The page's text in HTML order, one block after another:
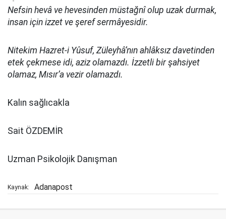
Nefsin hevâ ve hevesinden müstağnî olup uzak durmak,
insan için izzet ve şeref sermâyesidir.
Nitekim Hazret-i Yûsuf, Züleyhâ’nın ahlâksız davetinden
etek çekmese idi, aziz olamazdı. İzzetli bir şahsiyet
olamaz, Mısır’a vezir olamazdı.
Kalın sağlıcakla
Sait ÖZDEMİR
Uzman Psikolojik Danışman
Kaynak: Adanapost